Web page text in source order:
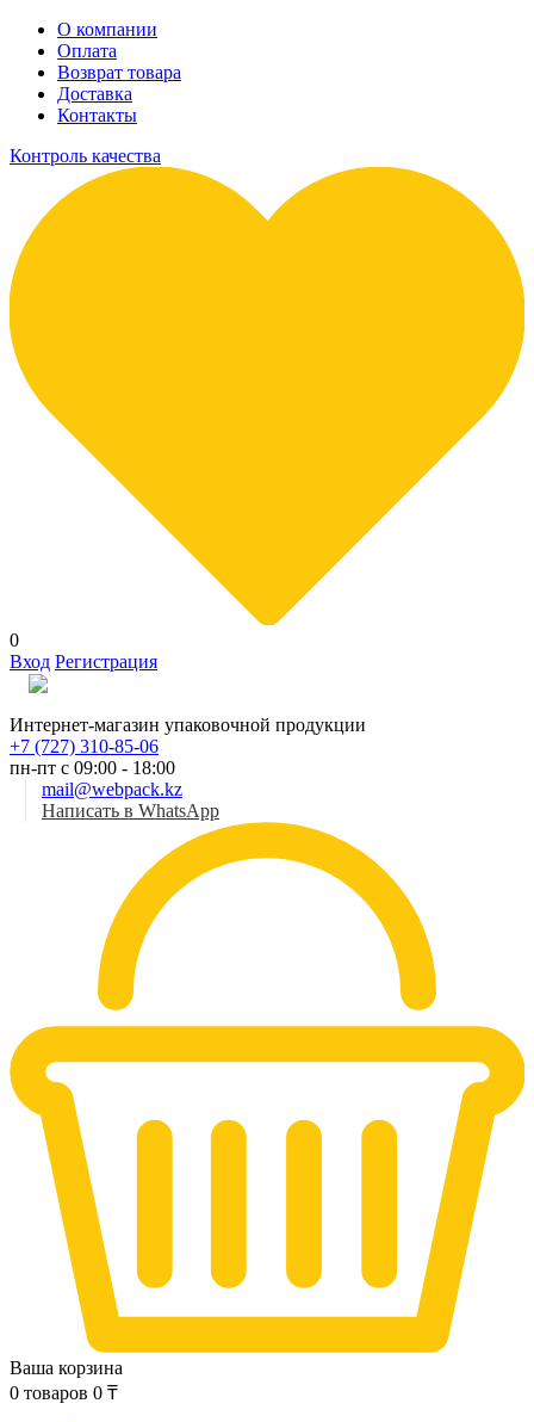
О компании
Оплата
Возврат товара
Доставка
Контакты
Контроль качества
0
Вход Регистрация
Интернет-магазин упаковочной продукции
+7 (727) 310-85-06
пн-пт с 09:00 - 18:00
mail@webpack.kz
Написать в WhatsApp
Ваша корзина
0 товаров 0 ₸